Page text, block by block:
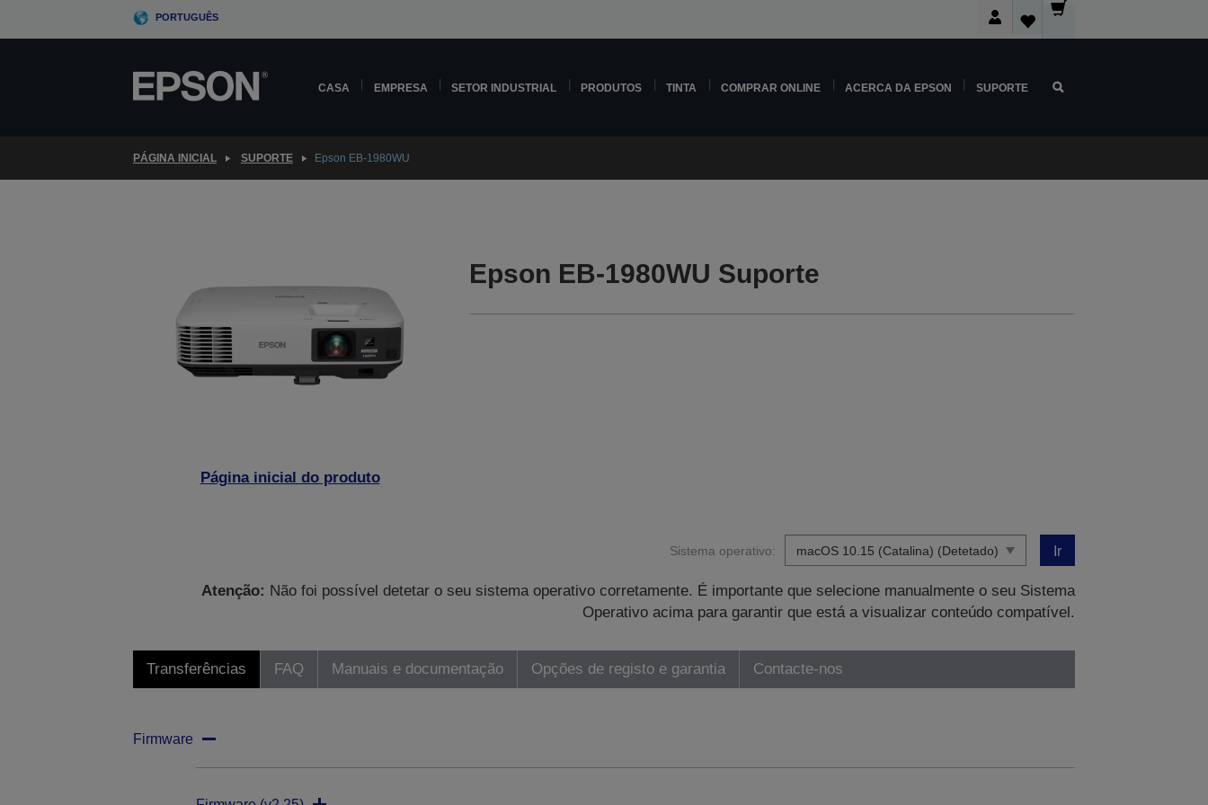
PORTUGUÊS
CASA EMPRESA SETOR INDUSTRIAL PRODUTOS TINTA COMPRAR ONLINE ACERCA DA EPSON SUPORTE
PÁGINA INICIAL SUPORTE Epson EB-1980WU
Página inicial do produto
Epson EB-1980WU Suporte
Sistema operativo: Ir
Atenção: Não foi possível detetar o seu sistema operativo corretamente. É importante que selecione manualmente o seu Sistema
Operativo acima para garantir que está a visualizar conteúdo compatível.
Transferências FAQ Manuais e documentação Opções de registo e garantia Contacte-nos
Firmware